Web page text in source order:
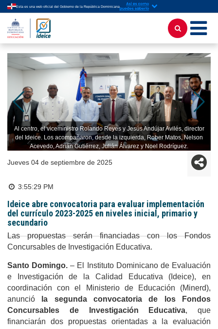
Esta es una web oficial del Gobierno de la República Dominicana
Al centro, el viceministro Rolando Reyes y Jesús Andújar Avilés, director
del Ideice. Los acompañaron, desde la izquierda, Rober Matos, Nelson
Acevedo, Adrián Gutiérrez, Julián Álvarez y Noel Rodríguez.
jueves 04 de septiembre de 2025
3:55:29 PM
Ideice abre convocatoria para evaluar implementación
del currículo 2023-2025 en niveles inicial, primario y
secundario
Las propuestas serán financiadas con los Fondos
Concursables de Investigación Educativa.
Santo Domingo. – El Instituto Dominicano de Evaluación
e Investigación de la Calidad Educativa (Ideice), en
coordinación con el Ministerio de Educación (Minerd),
anunció
la segunda convocatoria de los Fondos
Concursables de Investigación Educativa, que
financiarán dos propuestas orientadas a la evaluación